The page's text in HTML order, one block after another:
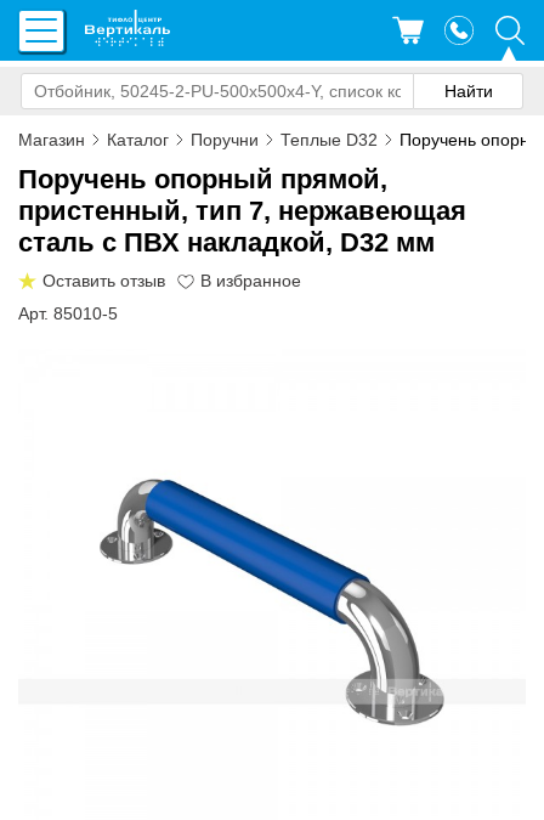
Магазин Каталог Поручни Теплые D32 Поручень
Поручень опорный прямой,
пристенный, тип 7, нержавеющая
сталь с ПВХ накладкой, D32 мм
Оставить отзыв
Арт. 85010-5